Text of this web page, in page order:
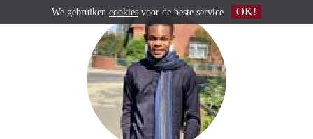
We gebruiken cookies voor de beste service OK!